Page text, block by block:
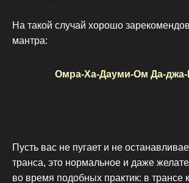
На такой случай хорошо
мантра:
Омра-Ха-Дауми-Ом Да-
Пусть вас не пугает и не
транса, это нормальное и даже
во время подобных практик: в трансе